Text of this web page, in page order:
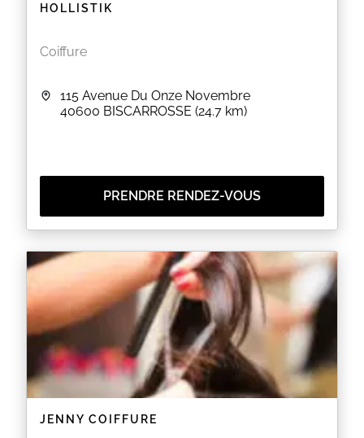
HOLLISTIK
Coiffure
115 Avenue Du Onze Novembre
40600 BISCARROSSE (24.7 km)
PRENDRE RENDEZ-VOUS
JENNY COIFFURE